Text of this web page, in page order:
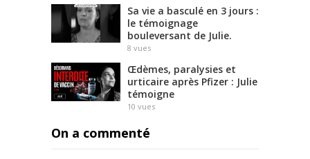
Sa vie a basculé en 3 jours :
le témoignage
bouleversant de Julie.
8 vues
Œdèmes, paralysies et
urticaire après Pfizer : Julie
témoigne
10 vues
On a commenté